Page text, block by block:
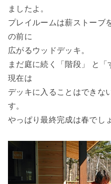
ましたよ。
プレイルームは薪ストーブ
の前に
広がるウッドデッキ。
まだ庭に続く「階段」 と
現在は
デッキに入ることはできな
す。
やっぱり最終完成は春でし